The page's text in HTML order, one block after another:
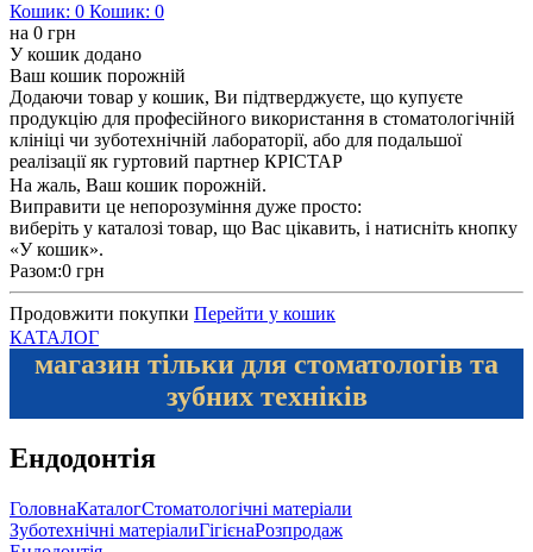
Кошик: 0 Кошик: 0
на 0 грн
У кошик додано
Ваш кошик порожній
Додаючи товар у кошик, Ви підтверджуєте, що купуєте
продукцію для професійного використання в стоматологічній
клініці чи зуботехнічній лабораторії, або для подальшої
реалізації як гуртовий партнер КРІСТАР
На жаль, Ваш кошик порожній.
Виправити це непорозуміння дуже просто:
виберіть у каталозі товар, що Вас цікавить, і натисніть кнопку
«У кошик».
Разом:0 грн
Продовжити покупки Перейти у кошик
КАТАЛОГ
магазин тільки для стоматологів та
зубних техніків
Ендодонтія
ГоловнаКаталогСтоматологічні матеріали
Зуботехнічні матеріалиГігієнаРозпродаж